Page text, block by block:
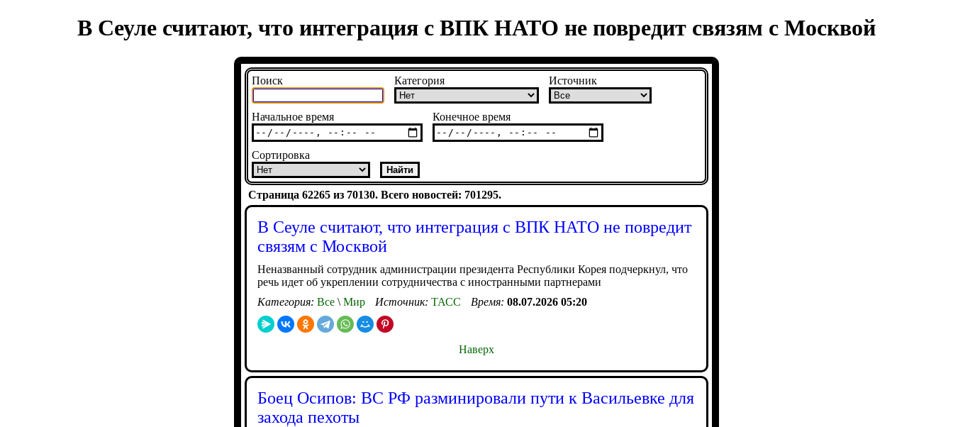
В Сеуле считают, что интеграция с ВПК НАТО не повредит связям с Москвой
Поиск Категория Источник
Начальное время Конечное время
Сортировка
Страница 62265 из 70130. Всего новостей: 701295.
В Сеуле считают, что интеграция с ВПК НАТО не повредит
связям с Москвой
Неназванный сотрудник администрации президента Республики Корея подчеркнул, что
речь идет об укреплении сотрудничества с иностранными партнерами
Категория: Все \ Мир Источник: ТАСС Время: 08.07.2026 05:20
Наверх
Боец Осипов: ВС РФ разминировали пути к Васильевке для
захода пехоты